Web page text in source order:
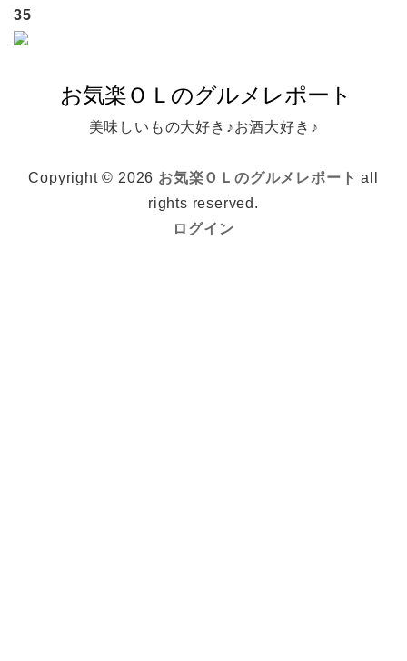
35
美味しいもの大好き♪お酒大好き♪
Copyright © 2026 お気楽ＯＬのグルメレポート all
rights reserved.
ログイン